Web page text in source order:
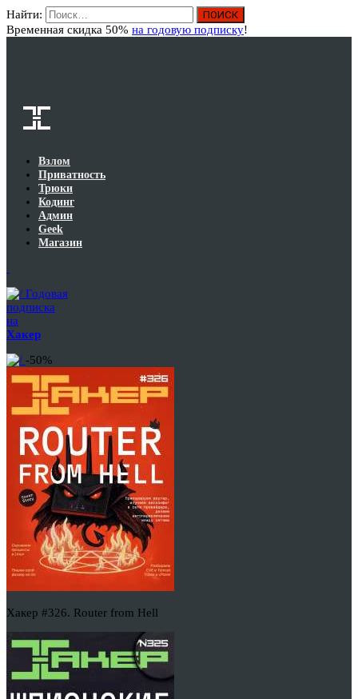
Найти:
Временная скидка 50% на годовую подписку!
Взлом
Приватность
Трюки
Кодинг
Админ
Geek
Магазин
Годовая
подписка
на
Хакер
-50%
Хакер #326. Router from Hell